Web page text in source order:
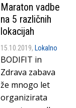
Maraton vadbe
na 5 različnih
lokacijah
15.10.2019, Lokalno
BODIFIT in
Zdrava zabava
že mnogo let
organizirata